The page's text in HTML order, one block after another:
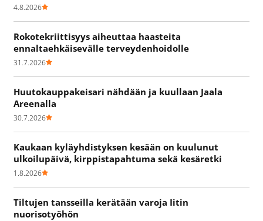
4.8.2026
Rokotekriittisyys aiheuttaa haasteita
ennaltaehkäisevälle terveydenhoidolle
31.7.2026
Huutokauppakeisari nähdään ja kuullaan Jaala
Areenalla
30.7.2026
Kaukaan kyläyhdistyksen kesään on kuulunut
ulkoilupäivä, kirppistapahtuma sekä kesäretki
1.8.2026
Tiltujen tansseilla kerätään varoja Iitin
nuorisotyöhön